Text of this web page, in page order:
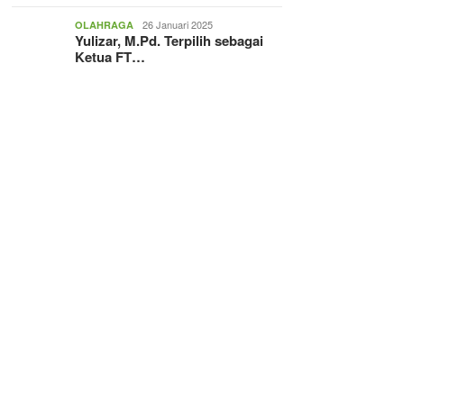
OLAHRAGA 26 Januari 2025
Yulizar, M.Pd. Terpilih sebagai
Ketua FT…